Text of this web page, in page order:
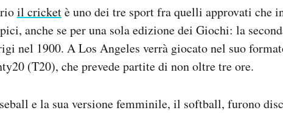
il cricketè uno dei tre sport fra quelli approvati che
anche se per una sola edizione dei Giochi: la
nel 1900. A Los Angeles verrà giocato nel suo
(T20), che prevede partite di non oltre tre ore.
e la sua versione femminile, il softball, furono